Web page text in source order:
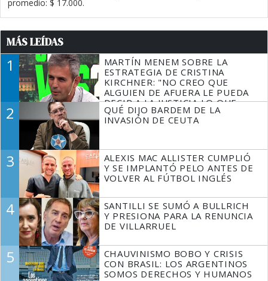
promedio: $ 17.000.
MÁS LEÍDAS
1
MARTÍN MENEM SOBRE LA
ESTRATEGIA DE CRISTINA
KIRCHNER: "NO CREO QUE
ALGUIEN DE AFUERA LE PUEDA
DECIR A LA JUSTICIA LO QUE
TIENE QUE HACER"
2
QUÉ DIJO BARDEM DE LA
INVASIÓN DE CEUTA
3
ALEXIS MAC ALLISTER CUMPLIÓ
Y SE IMPLANTÓ PELO ANTES DE
VOLVER AL FÚTBOL INGLÉS
4
SANTILLI SE SUMÓ A BULLRICH
Y PRESIONA PARA LA RENUNCIA
DE VILLARRUEL
5
CHAUVINISMO BOBO Y CRISIS
CON BRASIL: LOS ARGENTINOS
SOMOS DERECHOS Y HUMANOS